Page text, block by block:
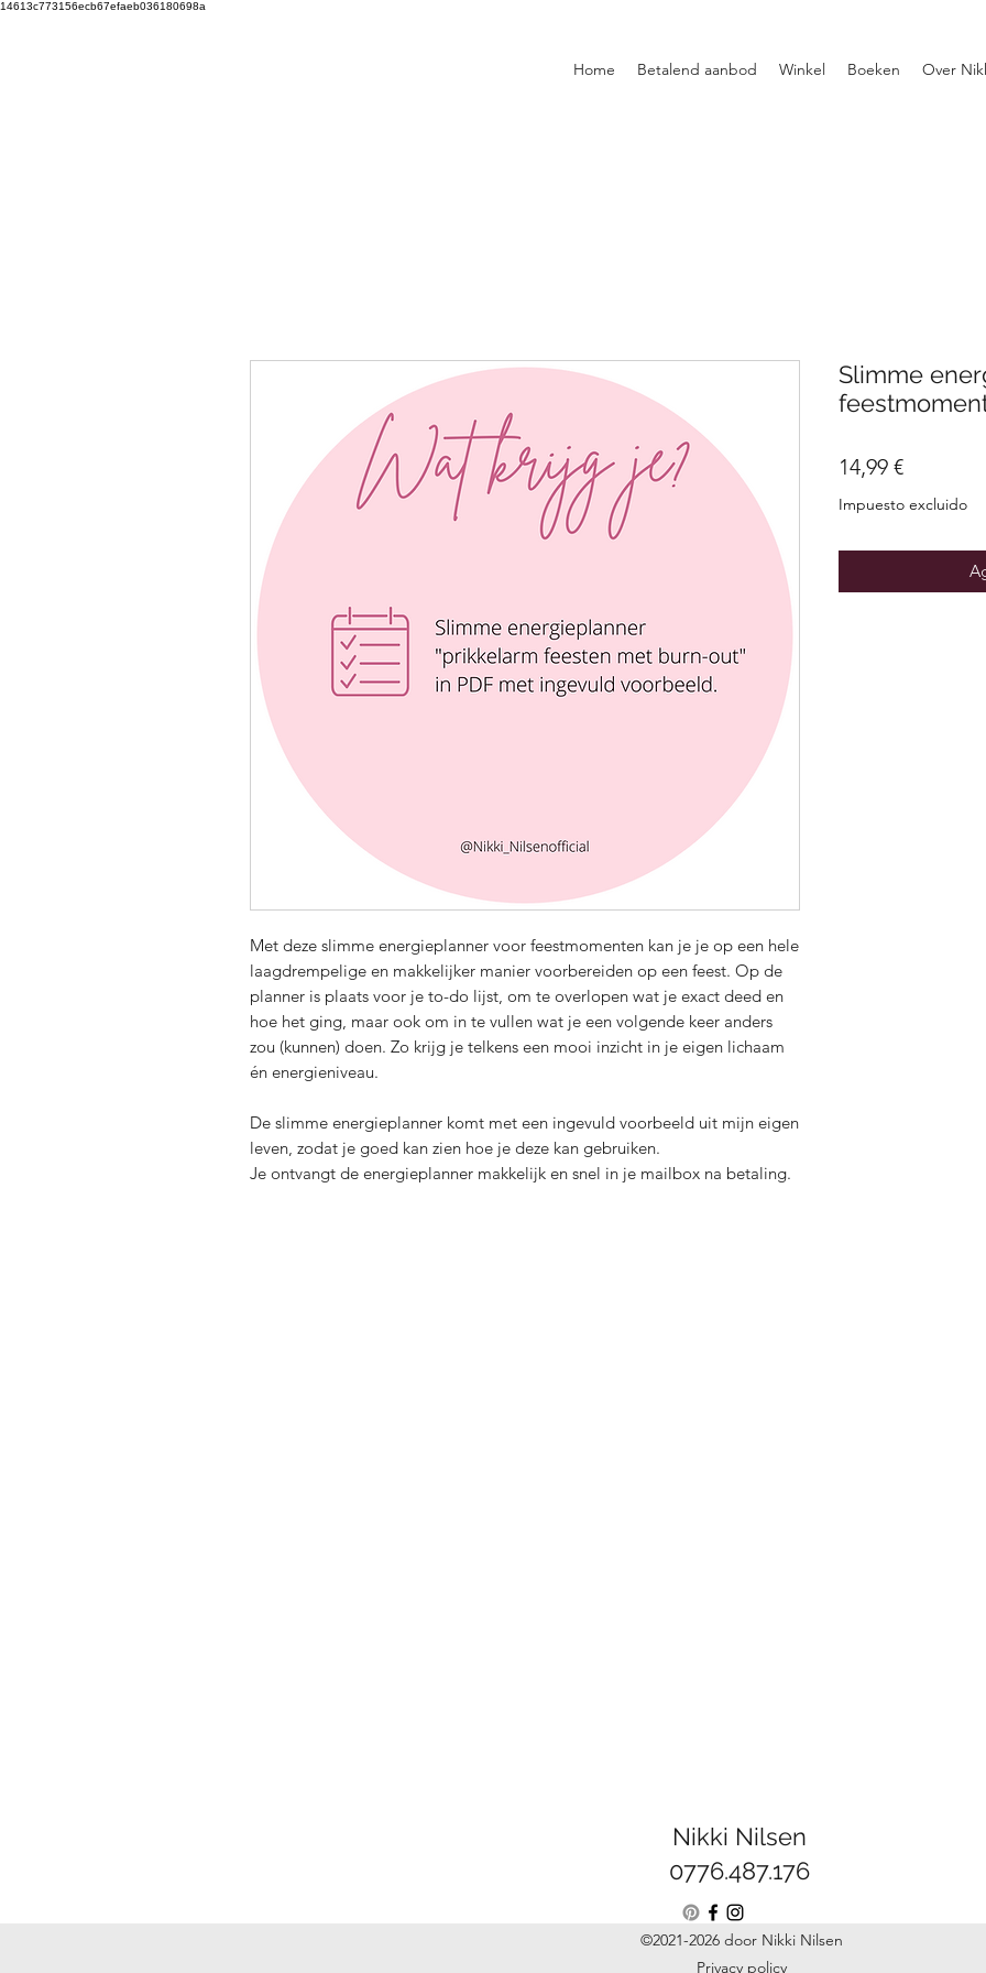
14613c773156ecb67efaeb036180698a
Home Betalend aanbod Winkel Boeken Over
Met deze slimme energieplanner voor feestmomenten kan je je op een hele
laagdrempelige en makkelijker manier voorbereiden op een feest. Op de
planner is plaats voor je to-do lijst, om te overlopen wat je exact deed en
hoe het ging, maar ook om in te vullen wat je een volgende keer anders
zou (kunnen) doen. Zo krijg je telkens een mooi inzicht in je eigen lichaam
én energieniveau.
De slimme energieplanner komt met een ingevuld voorbeeld uit mijn eigen
leven, zodat je goed kan zien hoe je deze kan gebruiken.
Je ontvangt de energieplanner makkelijk en snel in je mailbox na betaling.
Slimme
14,99 €Precio
Impuesto excluido
Nikki Nilsen
0776.487.176
©2021-2026 door Nikki Nilsen
Privacy policy